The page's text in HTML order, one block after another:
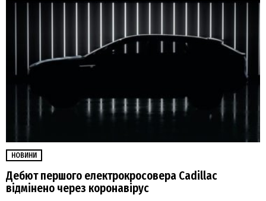
НОВИНИ
Дебют першого електрокросовера Cadillac
відмінено через коронавірус